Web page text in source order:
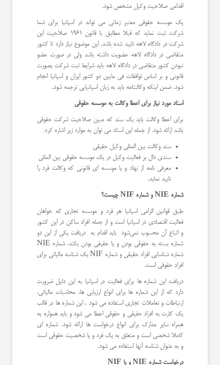
اقدامی صلاحیت وکیل مشخص شود.
یک موسسه حقوقی معتبر زمانی می تواند در اسپانیا برای شما
شرکت ثبت نماید که قبلا مطابق با قانون 1961 صلاحیت این
شرکت در دادگاه لاهه تایید شده باشد. این موضوع نیاز دارد تا کشور
متقاضی در دادگاه لاهه عضویت داشته باشد ولی در صورت عضو
نبودن کشور متقاضی در دادگاه لاهه باید شرایط ثبت شرکت بصورت
قانونی و بر اساس توافقات فی مابین دو کشور ایران و اسپانیا انجام
شود. ضمن اینکه وکالتنامه باید به زبان اسپانیایی ترجمه شود.
اسناد مورد نیاز برای اعطا وکالت به موسسه حقوقی
برای اعطا وکالت باید یک سند که مبین صلاحیت شرکت حقوقی
باشد ارائه شود. از جمله این اسناد می توان به موارد زیر اشاره کرد:
سند وکالت بین المللی وکیل حقیقی
سندی دال بر فعالیت وکیل در یک موسسه حقوقی بین المللی
معرفی نامه از نهاد و یا موسسه ای قانونی که وکالت فرد را
تایید نماید.
شماره NIEو شماره NIF چیست؟
طبق قوانین الزامی اسپانیا هر فرد و موسسه تجاری که خواهان
فعالیت اقتصادی در اسپانیا است و از جمله افراد ساکن در این کشور
و اتباع آن محسوب نمی‌شود باید اقدام به دریافت یکی از این دو
شماره بسته به حقوقی بودن و یا حقیقی بودن بکند. شماره NIE
شماره شناسایی افراد حقیقی و شماره NIF یک شناسه مالیاتی برای
افراد حقوقی است.
دریافت این شماره ها برای فعالیت در اسپانیا به این دلیل ضرورت
دارد که از این شماره ها برای انواع ارزیابی ها، محاسبات مالیاتی،
ارتباطات و تعاملات تجاری استفاده می شود . این شماره ها در قالب
یک کارت به افراد حقیقی و حقوقی اعطا می شود و باید همواره به
همراه سایر مدارک برای انواع درخواست ها ارائه شود. شماره ای
کاملا شخصی است و متعلق به یک فرد و یا شخصیت حقوقی است
و به عنوان شناسه آنها استفاده می شود.
درخواست شماره NIEو یا NIF